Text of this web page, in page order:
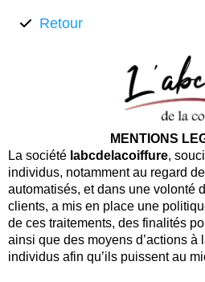
Retour
MENTIONS
La société labcdelacoiffure,
individus, notamment au regard
automatisés, et dans une volonté
clients, a mis en place une
de ces traitements, des finalités
ainsi que des moyens d’actions à
individus afin qu’ils puissent au